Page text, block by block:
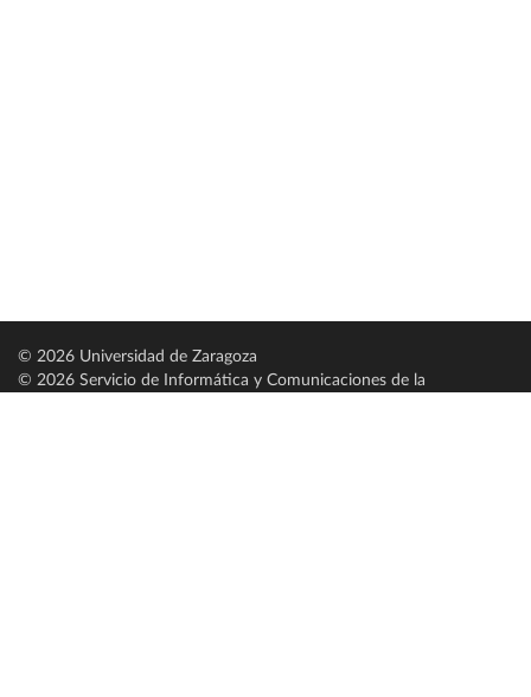
© 2026 Universidad de Zaragoza
© 2026 Servicio de Informática y Comunicaciones de la